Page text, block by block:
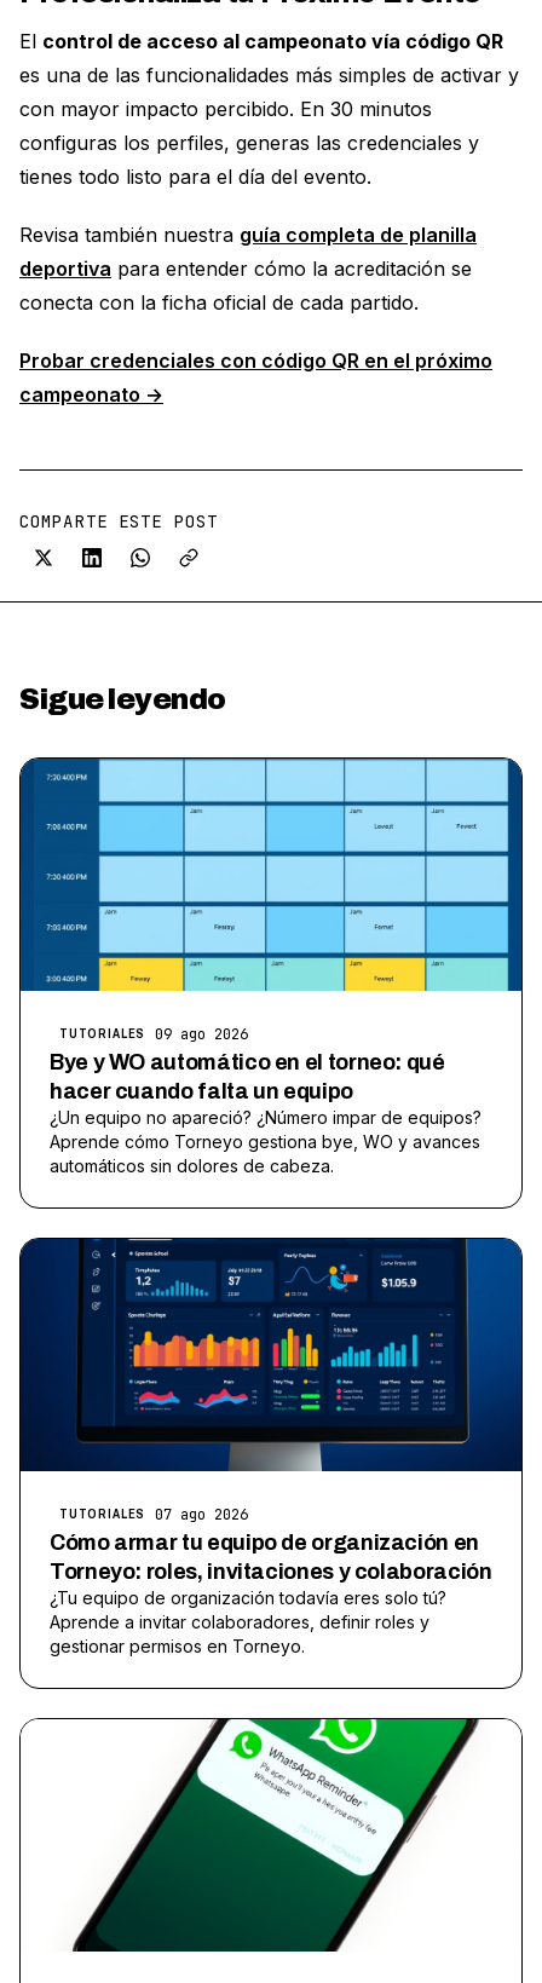
El control de acceso al campeonato vía código QR
es una de las funcionalidades más simples de activar y
con mayor impacto percibido. En 30 minutos
configuras los perfiles, generas las credenciales y
tienes todo listo para el día del evento.
Revisa también nuestra guía completa de planilla
deportiva para entender cómo la acreditación se
conecta con la ficha oficial de cada partido.
Probar credenciales con código QR en el próximo
campeonato →
COMPARTE ESTE POST
Sigue leyendo
TUTORIALES 09 ago 2026
Bye y WO automático en el torneo: qué
hacer cuando falta un equipo
¿Un equipo no apareció? ¿Número impar de equipos?
Aprende cómo Torneyo gestiona bye, WO y avances
automáticos sin dolores de cabeza.
TUTORIALES 07 ago 2026
Cómo armar tu equipo de organización en
Torneyo: roles, invitaciones y colaboración
¿Tu equipo de organización todavía eres solo tú?
Aprende a invitar colaboradores, definir roles y
gestionar permisos en Torneyo.